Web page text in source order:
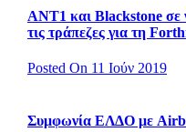
ΑΝΤ1 και Blackstone σε
τις τράπεζες για τη
Posted On 11 Ιούν 2019
Συμφωνία ΕΛΔΟ με